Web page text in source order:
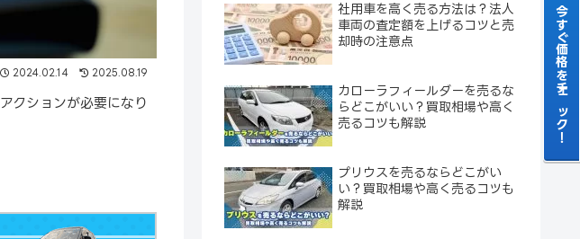
2024.02.14 2025.08.19
クションが必要になり
社用車を高く売る方法は？法人
車両の査定額を上げるコツと売
却時の注意点
カローラフィールダーを売るな
らどこがいい？買取相場や高く
売るコツも解説
プリウスを売るならどこがい
い？買取相場や高く売るコツも
解説
今すぐ価格をチェック！